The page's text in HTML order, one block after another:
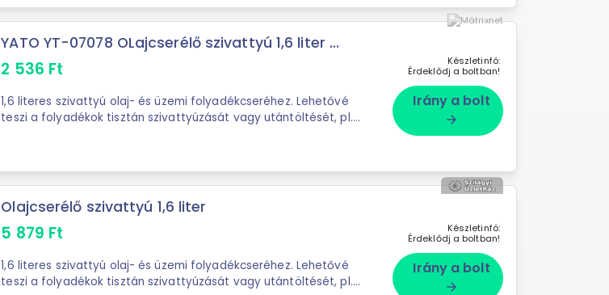
YATO YT-07078 OLajcserélő szivattyú 1,6 liter ...
2 536 Ft
1,6 literes szivattyú olaj- és üzemi folyadékcseréhez. Lehetővé
teszi a folyadékok tisztán szivattyúzását vagy utántöltését, pl.
Készletinfó:
Érdeklődj a boltban!
Irány a bolt
arrow_forward
Olajcserélő szivattyú 1,6 liter
5 879 Ft
1,6 literes szivattyú olaj- és üzemi folyadékcseréhez. Lehetővé
teszi a folyadékok tisztán szivattyúzását vagy utántöltését, pl.
Készletinfó:
Érdeklődj a boltban!
Irány a bolt
arrow_forward